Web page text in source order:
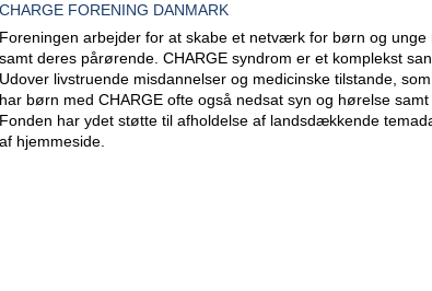
CHARGE FORENING DANMARK
Foreningen arbejder for at skabe et netværk for børn og unge
samt deres pårørende. CHARGE syndrom er et komplekst
Udover livstruende misdannelser og medicinske tilstande,
har børn med CHARGE ofte også nedsat syn og hørelse samt
Fonden har ydet støtte til afholdelse af landsdækkende
af hjemmeside.